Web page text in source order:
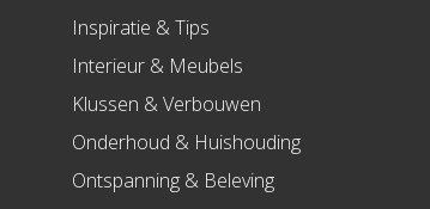
Inspiratie & Tips
Interieur & Meubels
Klussen & Verbouwen
Onderhoud & Huishouding
Ontspanning & Beleving